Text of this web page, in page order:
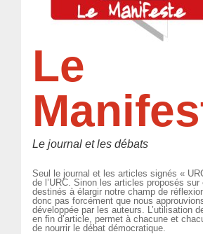
Le
Le journal et les débats
Seul le journal et les articles signés «
de l’URC. Sinon les articles proposés
destinés à élargir notre champ de
donc pas forcément que nous
développée par les auteurs. L’utilisation
en fin d’article, permet à chacune et
de nourrir le débat démocratique.